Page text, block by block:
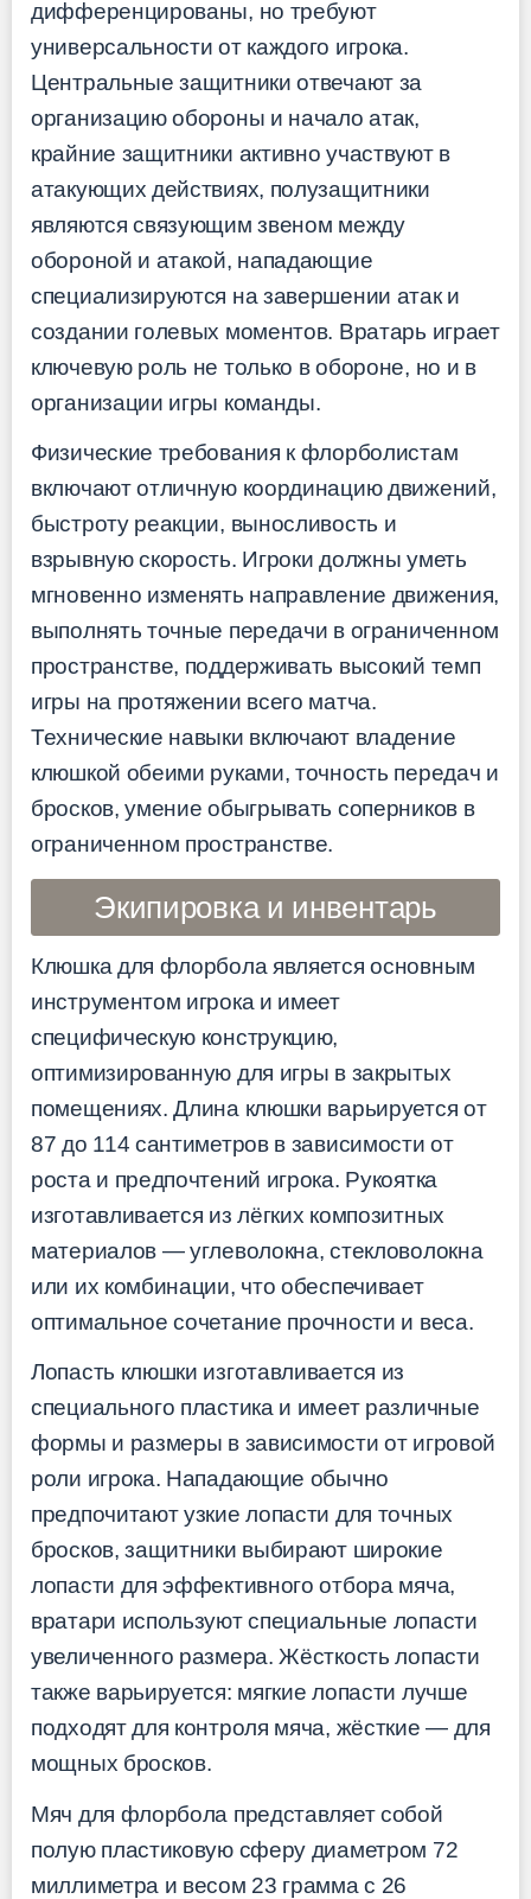
дифференцированы, но требуют
универсальности от каждого игрока.
Центральные защитники отвечают за
организацию обороны и начало атак,
крайние защитники активно участвуют в
атакующих действиях, полузащитники
являются связующим звеном между
обороной и атакой, нападающие
специализируются на завершении атак и
создании голевых моментов. Вратарь играет
ключевую роль не только в обороне, но и в
организации игры команды.
Физические требования к флорболистам
включают отличную координацию движений,
быстроту реакции, выносливость и
взрывную скорость. Игроки должны уметь
мгновенно изменять направление движения,
выполнять точные передачи в ограниченном
пространстве, поддерживать высокий темп
игры на протяжении всего матча.
Технические навыки включают владение
клюшкой обеими руками, точность передач и
бросков, умение обыгрывать соперников в
ограниченном пространстве.
Экипировка и инвентарь
Клюшка для флорбола является основным
инструментом игрока и имеет
специфическую конструкцию,
оптимизированную для игры в закрытых
помещениях. Длина клюшки варьируется от
87 до 114 сантиметров в зависимости от
роста и предпочтений игрока. Рукоятка
изготавливается из лёгких композитных
материалов — углеволокна, стекловолокна
или их комбинации, что обеспечивает
оптимальное сочетание прочности и веса.
Лопасть клюшки изготавливается из
специального пластика и имеет различные
формы и размеры в зависимости от игровой
роли игрока. Нападающие обычно
предпочитают узкие лопасти для точных
бросков, защитники выбирают широкие
лопасти для эффективного отбора мяча,
вратари используют специальные лопасти
увеличенного размера. Жёсткость лопасти
также варьируется: мягкие лопасти лучше
подходят для контроля мяча, жёсткие — для
мощных бросков.
Мяч для флорбола представляет собой
полую пластиковую сферу диаметром 72
миллиметра и весом 23 грамма с 26